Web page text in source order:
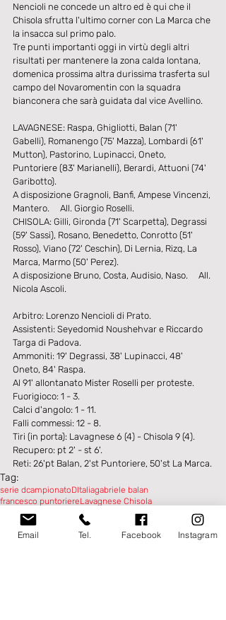
Nencioli ne concede un altro ed è qui che il
Chisola sfrutta l'ultimo corner con La Marca che
la insacca sul primo palo.
Tre punti importanti oggi in virtù degli altri
risultati per mantenere la zona calda lontana,
domenica prossima altra durissima trasferta sul
campo del Novaromentin con la squadra
bianconera che sarà guidata dal vice Avellino.
LAVAGNESE: Raspa, Ghigliotti, Balan (71'
Gabelli), Romanengo (75' Mazza), Lombardi (61'
Mutton), Pastorino, Lupinacci, Oneto,
Puntoriere (83' Marianelli), Berardi, Attuoni (74'
Garibotto).
A disposizione Gragnoli, Banfi, Ampese Vincenzi,
Mantero.     All. Giorgio Roselli.
CHISOLA: Gilli, Gironda (71' Scarpetta), Degrassi
(59' Sassi), Rosano, Benedetto, Conrotto (51'
Rosso), Viano (72' Ceschin), Di Lernia, Rizq, La
Marca, Marmo (50' Perez).
A disposizione Bruno, Costa, Audisio, Naso.     All.
Nicola Ascoli.
Arbitro: Lorenzo Nencioli di Prato.
Assistenti: Seyedomid Noushehvar e Riccardo
Targa di Padova.
Ammoniti: 19' Degrassi, 38' Lupinacci, 48'
Oneto, 84' Raspa.
Al 91' allontanato Mister Roselli per proteste.
Fuorigioco: 1 - 3.
Calci d'angolo: 1 - 11.
Falli commessi: 12 - 8.
Tiri (in porta): Lavagnese 6 (4) - Chisola 9 (4).
Recupero: pt 2' - st 6'.
Reti: 26'pt Balan, 2'st Puntoriere, 50'st La Marca.
Tag:
serie dcampionatoDItaliagabriele balan
francesco puntoriereLavagnese Chisola
PRIMA SQUADRA
Email Tel. Facebook Instagram